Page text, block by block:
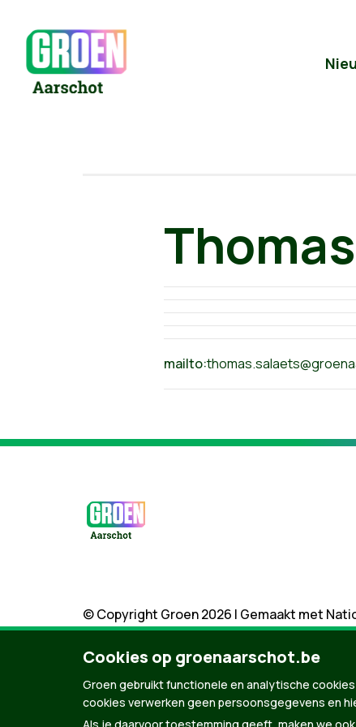
mailto:thoma
© Copyright Groen 2026 | Gemaakt met
Cookies op groenaarschot.be
Groen gebruikt functionele en analytische
cookies verwerken geen persoonsgegevens en